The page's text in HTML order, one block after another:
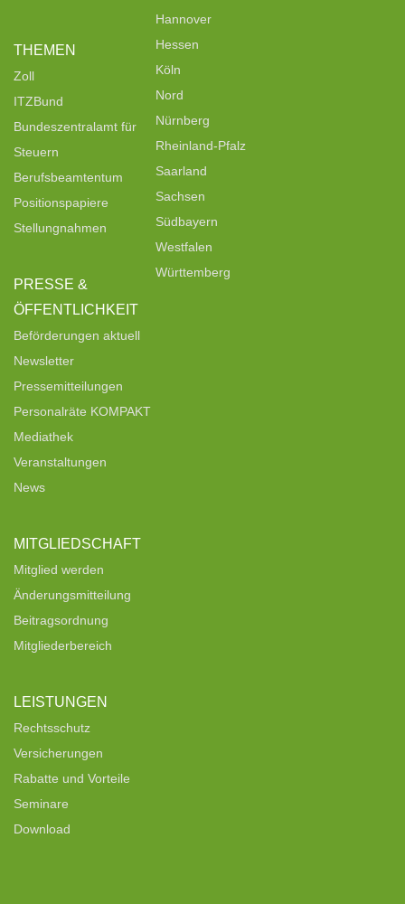
THEMEN
Zoll
ITZBund
Bundeszentralamt für
Steuern
Berufsbeamtentum
Positionspapiere
Stellungnahmen
PRESSE &
ÖFFENTLICHKEIT
Beförderungen aktuell
Newsletter
Pressemitteilungen
Personalräte KOMPAKT
Mediathek
Veranstaltungen
News
MITGLIEDSCHAFT
Mitglied werden
Änderungsmitteilung
Beitragsordnung
Mitgliederbereich
LEISTUNGEN
Rechtsschutz
Versicherungen
Rabatte und Vorteile
Seminare
Download
Hannover
Hessen
Köln
Nord
Nürnberg
Rheinland-Pfalz
Saarland
Sachsen
Südbayern
Westfalen
Württemberg